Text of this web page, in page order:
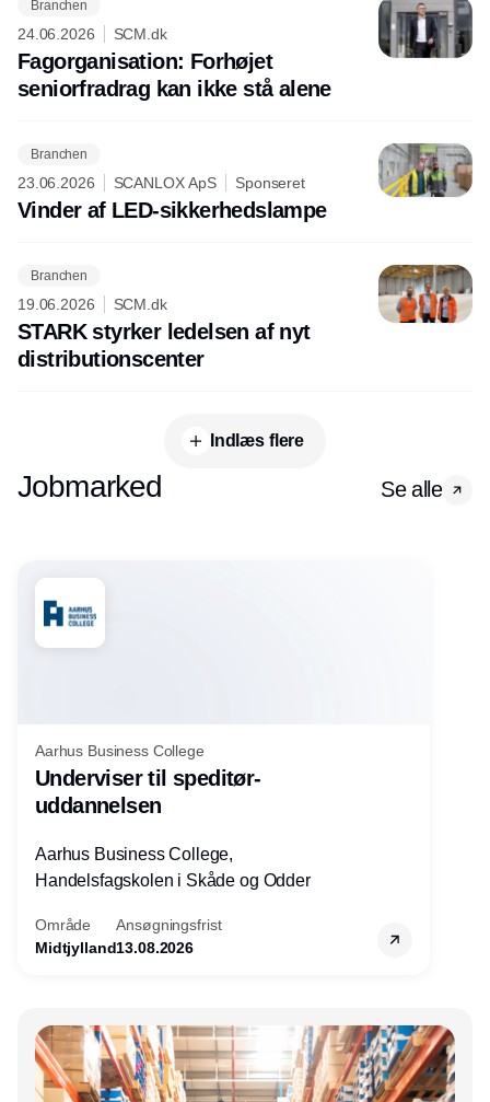
Branchen
24.06.2026 SCM.dk
Fagorganisation: Forhøjet
seniorfradrag kan ikke stå alene
Branchen
23.06.2026 SCANLOX ApS Sponseret
Vinder af LED-sikkerhedslampe
Branchen
19.06.2026 SCM.dk
STARK styrker ledelsen af nyt
distributionscenter
Indlæs flere
Jobmarked Se alle
Aarhus Business College
Underviser til speditør-
uddannelsen
Aarhus Business College,
Handelsfagskolen i Skåde og Odder
Område
Midtjylland
Ansøgningsfrist
13.08.2026
Annonce